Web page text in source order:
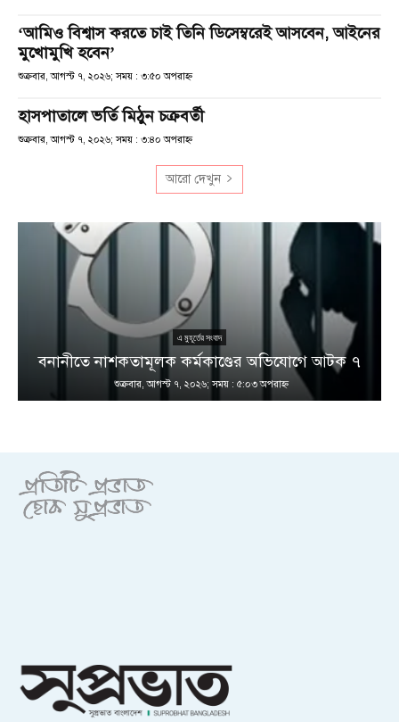
‘আমিও বিশ্বাস করতে চাই তিনি ডিসেম্বরেই আসবেন, আইনের
মুখোমুখি হবেন’
শুক্রবার, আগস্ট ৭, ২০২৬; সময় : ৩:৫০ অপরাহ্ণ
হাসপাতালে ভর্তি মিঠুন চক্রবর্তী
শুক্রবার, আগস্ট ৭, ২০২৬; সময় : ৩:৪০ অপরাহ্ণ
আরো দেখুন
এ মুহূর্তের সংবাদ
বনানীতে নাশকতামূলক কর্মকাণ্ডের অভিযোগে আটক ৭
শুক্রবার, আগস্ট ৭, ২০২৬; সময় : ৫:০৩ অপরাহ্ণ